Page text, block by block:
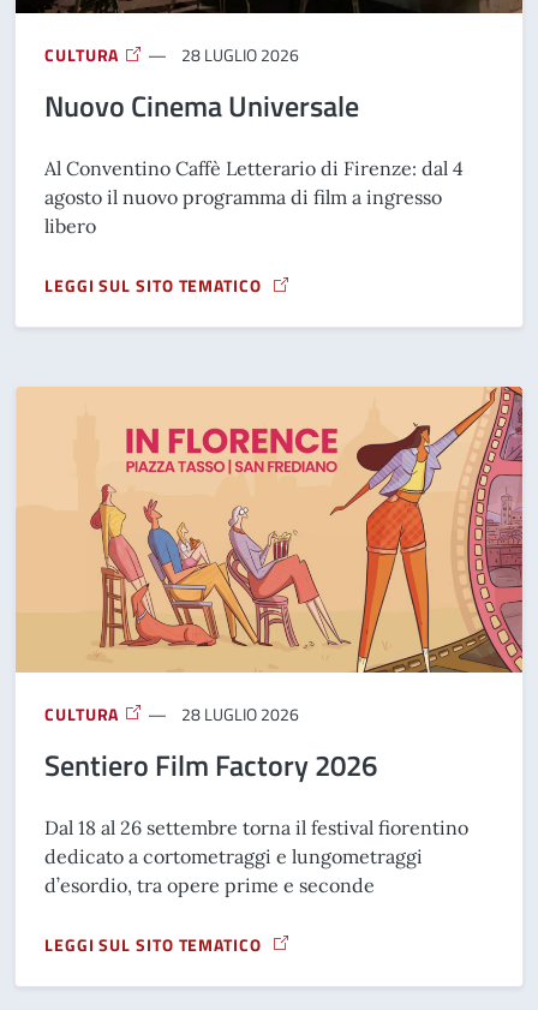
CULTURA 28 LUGLIO 2026
Nuovo Cinema Universale
Al Conventino Caffè Letterario di Firenze: dal 4
agosto il nuovo programma di film a ingresso
libero
LEGGI SUL SITO TEMATICO
A PROPOSITO DI NUOVO CINEMA UNIVERSALE
CULTURA 28 LUGLIO 2026
Sentiero Film Factory 2026
Dal 18 al 26 settembre torna il festival fiorentino
dedicato a cortometraggi e lungometraggi
d’esordio, tra opere prime e seconde
LEGGI SUL SITO TEMATICO
A PROPOSITO DI SENTIERO FILM FACTORY 2026